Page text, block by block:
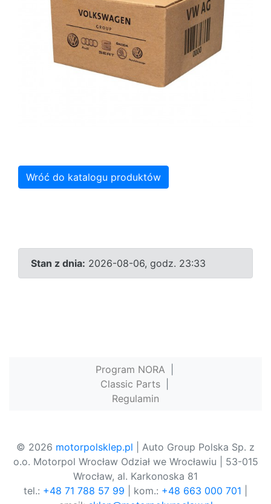
Wróć do katalogu produktów
Stan z dnia: 2026-08-06, godz. 23:33
Program NORA
Classic Parts
Regulamin
© 2026 motorpolsklep.pl | Auto Group Polska Sp. z
o.o. Motorpol Wrocław Odział we Wrocławiu | 53-015
Wrocław, al. Karkonoska 81
tel.: +48 71 788 57 99 | kom.: +48 663 000 701